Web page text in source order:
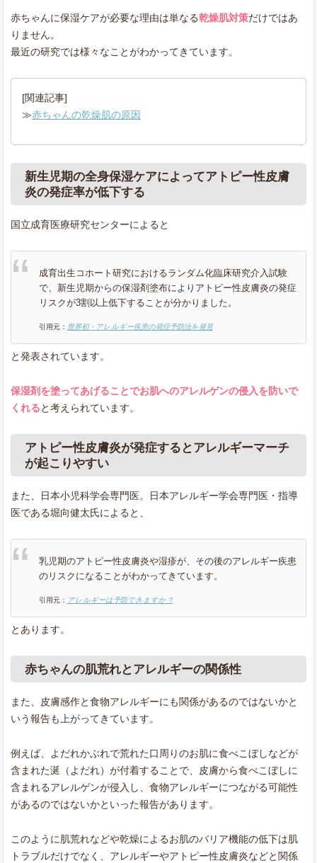
赤ちゃんに保湿ケアが必要な理由は単なる乾燥肌対策だけではあ
りません。
最近の研究では様々なことがわかってきています。
[関連記事]
≫赤ちゃんの乾燥肌の原因
新生児期の全身保湿ケアによってアトピー性皮膚
炎の発症率が低下する
国立成育医療研究センターによると
成育出生コホート研究におけるランダム化臨床研究介入試験
で、新生児期からの保湿剤塗布によりアトピー性皮膚炎の発症
リスクが3割以上低下することが分かりました。
引用元： 世界初・アレルギー疾患の発症予防法を発見
と発表されています。
保湿剤を塗ってあげることでお肌へのアレルゲンの侵入を防いで
くれると考えられています。
アトピー性皮膚炎が発症するとアレルギーマーチ
が起こりやすい
また、日本小児科学会専門医。日本アレルギー学会専門医・指導
医である堀向健太氏によると、
乳児期のアトピー性皮膚炎や湿疹が、その後のアレルギー疾患
のリスクになることがわかってきています。
引用元： アレルギーは予防できますか？
とあります。
赤ちゃんの肌荒れとアレルギーの関係性
また、皮膚感作と食物アレルギーにも関係があるのではないかと
いう報告も上がってきています。
例えば、よだれかぶれで荒れた口周りのお肌に食べこぼしなどが
含まれた涎（よだれ）が付着することで、皮膚から食べこぼしに
含まれるアレルゲンが侵入し、食物アレルギーにつながる可能性
があるのではないかといった報告があります。
このように肌荒れなどや乾燥によるお肌のバリア機能の低下は肌
トラブルだけでなく、アレルギーやアトピー性皮膚炎などと関係